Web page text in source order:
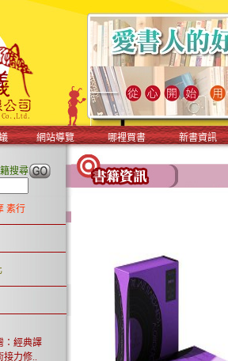
網站導覽 哪裡買書 新書資訊
搜尋
素行
：經典譯
接力修..